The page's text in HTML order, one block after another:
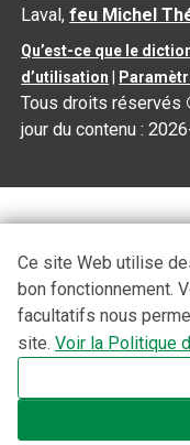
Laval,feu Michel
Qu’est-ce que le
d’utilisation
Tous droits réservés
jour du contenu :
Ce site Web utilise
bon fonctionnement.
facultatifs nous
site. Voir la Politique